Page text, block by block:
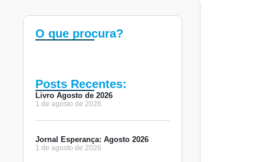
O que procura?
Posts Recentes:
Livro Agosto de 2026
1 de agosto de 2026
Jornal Esperança: Agosto 2026
1 de agosto de 2026